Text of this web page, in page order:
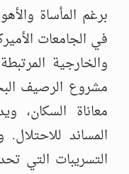
برغم المأساة
في الجامعات
مشروع الرصيف
معاناة السكان،
المساند
التسريبات التي